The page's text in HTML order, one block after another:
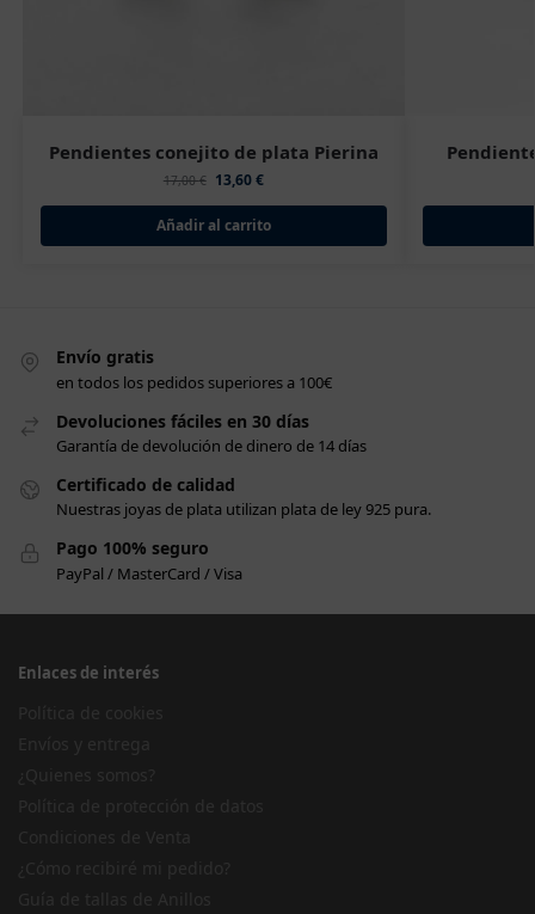
Pendientes conejito de plata Pierina
17,00€ 13,60€
Añadir al carrito
Envío gratis
en todos los pedidos superiores a 100€
Devoluciones fáciles en 30 días
Garantía de devolución de dinero de 14 días
Certificado de calidad
Nuestras joyas de plata utilizan plata de ley 925 pura.
Pago 100% seguro
PayPal / MasterCard / Visa
Enlaces de interés